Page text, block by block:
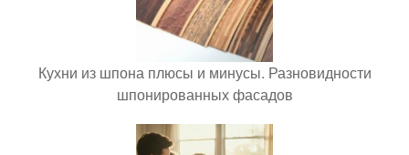
Кухни из шпона плюсы и минусы. Разновидности
шпонированных фасадов